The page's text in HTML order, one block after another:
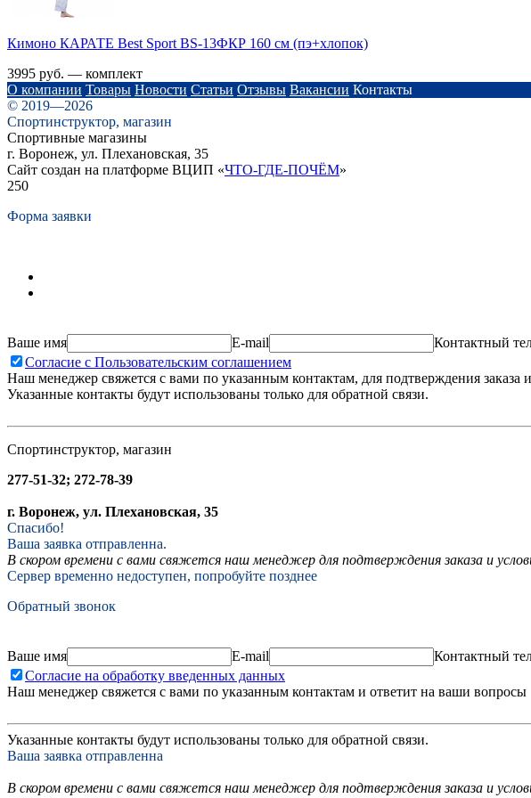
Кимоно КАРАТЕ Best Sport BS-13ФКР 160 см (пэ+хлопок)
3995 руб. — комплект
О компании Товары Новости Статьи Отзывы Вакансии Контакты
© 2019—2026
Спортинструктор, магазин
Спортивные магазины
г. Воронеж, ул. Плехановская, 35
Сайт создан на платформе ВЦИП «ЧТО-ГДЕ-ПОЧЁМ»
250
Форма заявки
Ваше имя E-mail Контактный
Согласие с Пользовательским соглашением
Наш менеджер свяжется с вами по указанным контактам, для подтверждения заказа
Указанные контакты будут использованы только для обратной связи.
Спортинструктор, магазин
277-51-32; 272-78-39
г. Воронеж, ул. Плехановская, 35
Спасибо!
Ваша заявка отправленна.
В скором времени с вами свяжется наш менеджер для подтверждения заказа и
Сервер временно недоступен, попробуйте позднее
Обратный звонок
Ваше имя E-mail Контактный
Согласие на обработку введенных данных
Наш менеджер свяжется с вами по указанным контактам и ответит на ваши вопросы
Указанные контакты будут использованы только для обратной связи.
Ваша заявка отправленна
В скором времени с вами свяжется наш менеджер для подтверждения заказа и